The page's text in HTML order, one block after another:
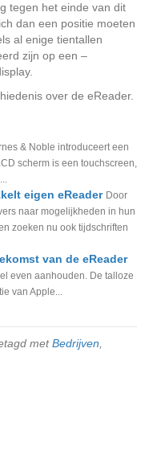
tegen het einde van dit
dan een positie moeten
al enige tientallen
zijn op een –
over de eReader.
& Noble introduceert een
scherm is een touchscreen,
eigen eReader Door
naar mogelijkheden in hun
zoeken nu ook tijdschriften
van de eReader
even aanhouden. De talloze
van Apple...
metBedrijven